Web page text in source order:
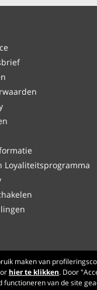
Loyaliteitsprogramma
Made with
Pagina
front-1-1Copyright
maken van
hier te klikken. Door
van de site